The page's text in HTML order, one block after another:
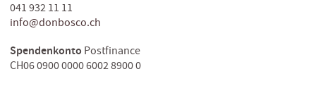
041 932 11 11
info@donbosco.ch
Spendenkonto Postfinance
CH06 0900 0000 6002 8900 0